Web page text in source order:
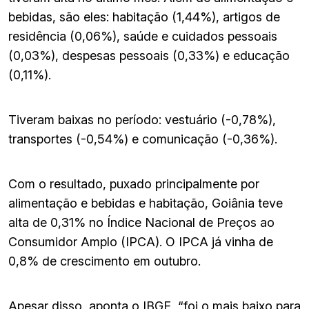
bebidas, são eles: habitação (1,44%), artigos de
residência (0,06%), saúde e cuidados pessoais
(0,03%), despesas pessoais (0,33%) e educação
(0,11%).
Tiveram baixas no período: vestuário (-0,78%),
transportes (-0,54%) e comunicação (-0,36%).
Com o resultado, puxado principalmente por
alimentação e bebidas e habitação, Goiânia teve
alta de 0,31% no Índice Nacional de Preços ao
Consumidor Amplo (IPCA). O IPCA já vinha de
0,8% de crescimento em outubro.
Apesar disso, aponta o IBGE, “foi o mais baixo para